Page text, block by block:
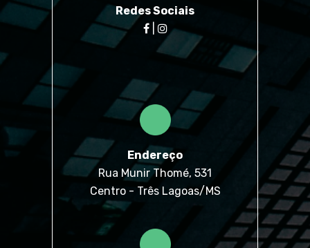
Redes Sociais
Endereço
Rua Munir Thomé, 531
Centro - Três Lagoas/MS